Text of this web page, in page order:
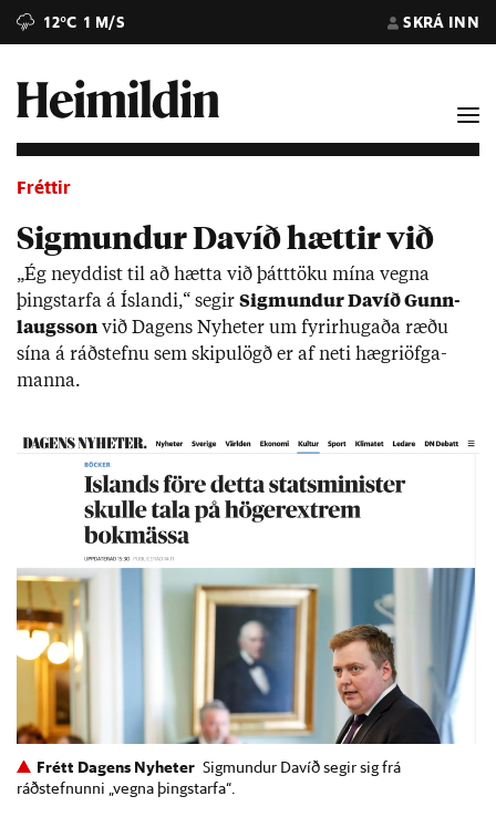
12°C 1 M/S SKRÁ INN
Fréttir
Sigmundur Davíð hættir við
„Ég neydd­ist til að hætta við þátt­töku mína vegna
þingstarfa á Ís­landi,“ seg­ir Sig­mund­ur Dav­íð Gunn­
laugs­son við Dagens Nyheter um fyr­ir­hug­aða ræðu
sína á ráð­stefnu sem skipu­lögð er af neti hægriöfga­
manna.
Frétt Dagens Nyheter Sigmundur Davíð segir sig frá
ráðstefnunni „vegna þingstarfa“.